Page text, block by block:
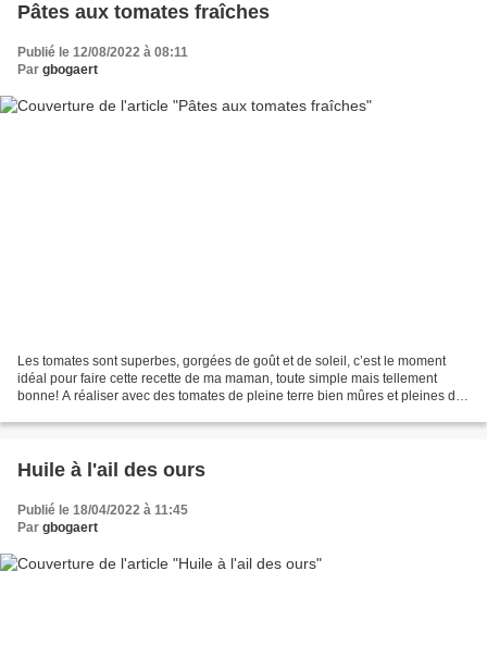
Pâtes aux tomates fraîches
Publié le 12/08/2022 à 08:11
Par gbogaert
Les tomates sont superbes, gorgées de goût et de soleil, c’est le moment
idéal pour faire cette recette de ma maman, toute simple mais tellement
bonne! A réaliser avec des tomates de pleine terre bien mûres et pleines de
Huile à l'ail des ours
Publié le 18/04/2022 à 11:45
Par gbogaert